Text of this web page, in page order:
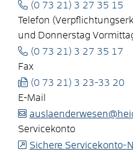
(0 73 21) 3 27 35 15
Telefon
und Donnerstag
(0 73 21) 3 27 35 17
Fax
(0 73 21) 3 23-33 20
E-Mail
Servicekonto
Sichere Servicekonto-